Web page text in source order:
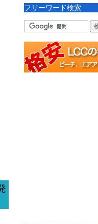
フリーワード検索